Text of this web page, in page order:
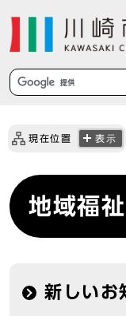
現在位置 表示
地域福
新しいお